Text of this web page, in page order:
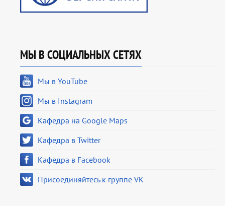
МЫ В СОЦИАЛЬНЫХ СЕТЯХ
Мы в YouTube
Мы в Instagram
Кафедра на Google Maps
Кафедра в Twitter
Кафедра в Facebook
Присоединяйтесь к группе VK